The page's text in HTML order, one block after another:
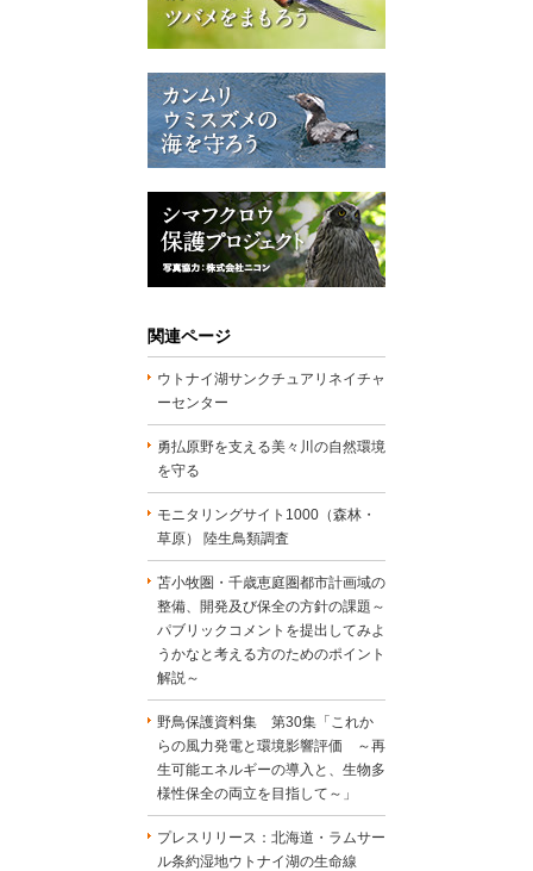
関連ページ
ウトナイ湖サンクチュアリネイチャ
ーセンター
勇払原野を支える美々川の自然環境
を守る
モニタリングサイト1000（森林・
草原） 陸生鳥類調査
苫小牧圏・千歳恵庭圏都市計画域の
整備、開発及び保全の方針の課題～
パブリックコメントを提出してみよ
うかなと考える方のためのポイント
解説～
野鳥保護資料集 第30集「これか
らの風力発電と環境影響評価 ～再
生可能エネルギーの導入と、生物多
様性保全の両立を目指して～」
プレスリリース：北海道・ラムサー
ル条約湿地ウトナイ湖の生命線